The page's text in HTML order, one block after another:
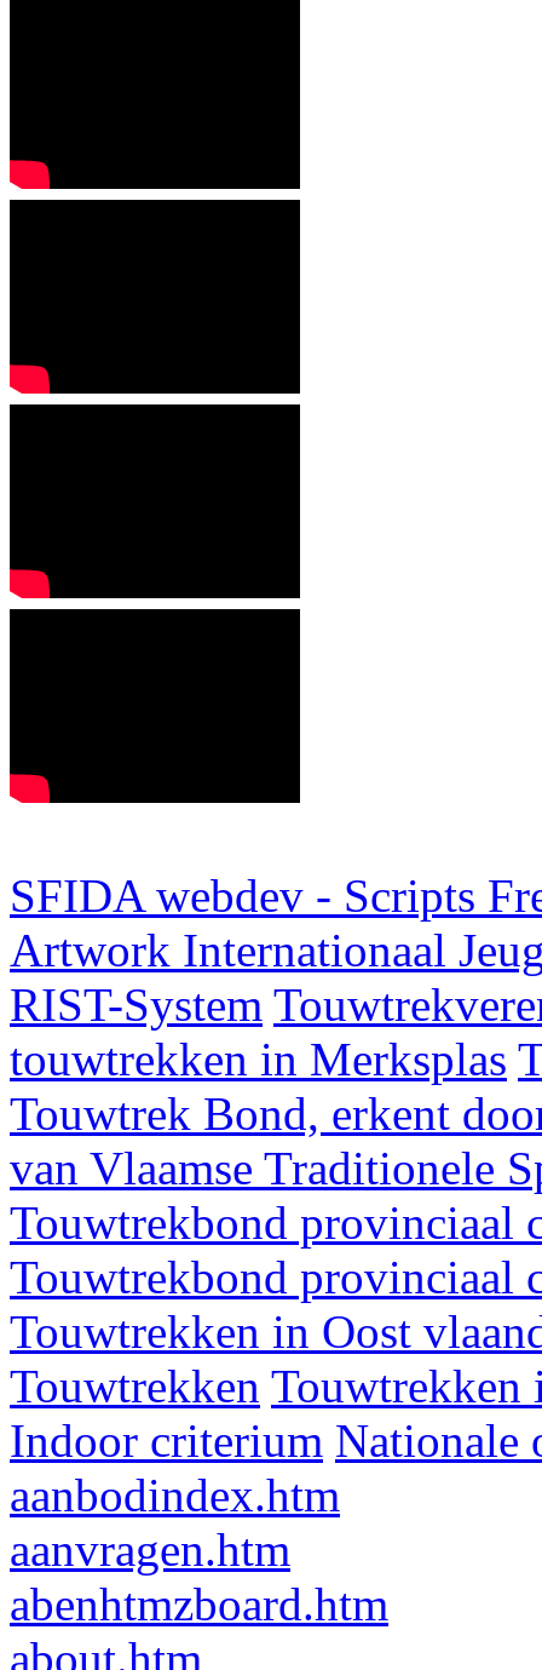
SFIDA webdev - Scripts
Artwork Internationaal
RIST-System
touwtrekken in Merksplas
Touwtrek Bond, erkent
van Vlaamse Traditionele
Touwtrekbond provinciaal
Touwtrekbond provinciaal
Touwtrekken in Oost
Touwtrekken Touwtrekken
Indoor criterium Nationale
aanbodindex.htm
aanvragen.htm
abenhtmzboard.htm
about.htm